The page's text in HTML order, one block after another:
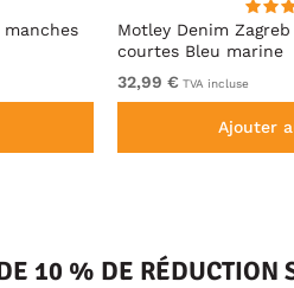
manches
Motley Denim
courtes Bleu marine
32,99 € TVA incluse
Ajouter
10 % DE RÉDUCTION